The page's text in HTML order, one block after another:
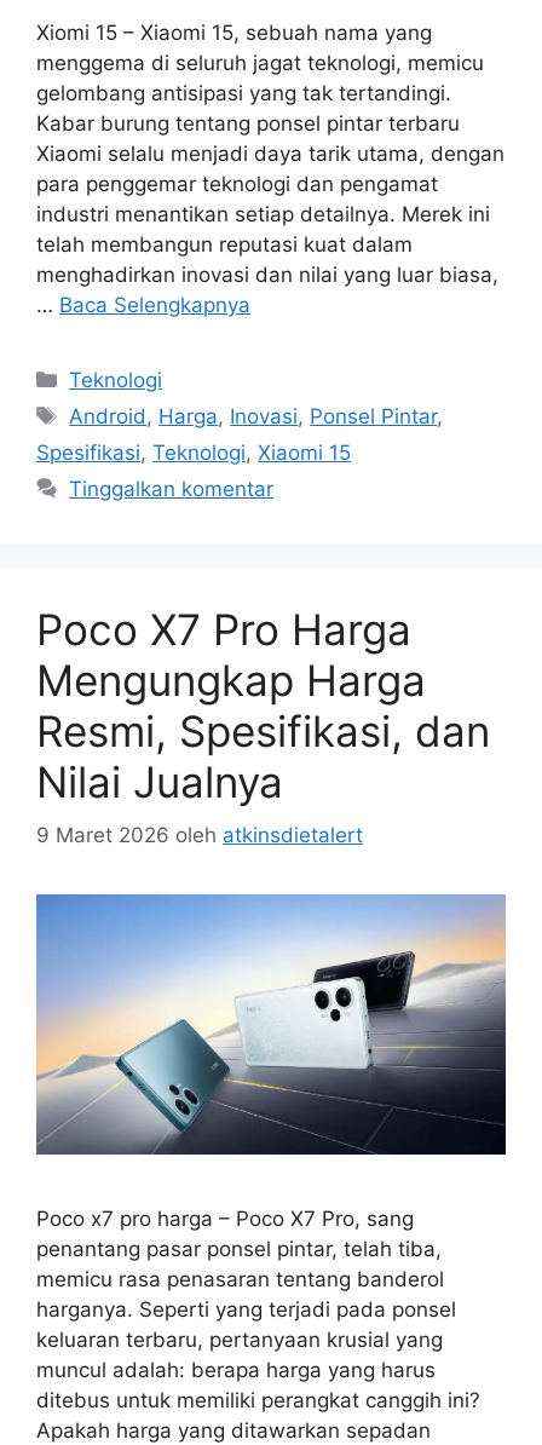
Xiomi 15 – Xiaomi 15, sebuah nama yang
menggema di seluruh jagat teknologi, memicu
gelombang antisipasi yang tak tertandingi.
Kabar burung tentang ponsel pintar terbaru
Xiaomi selalu menjadi daya tarik utama, dengan
para penggemar teknologi dan pengamat
industri menantikan setiap detailnya. Merek ini
telah membangun reputasi kuat dalam
menghadirkan inovasi dan nilai yang luar biasa,
… Baca Selengkapnya
Kategori
Teknologi
Tag
Android , Harga, Inovasi, Ponsel Pintar,
Spesifikasi, Teknologi, Xiaomi 15
Tinggalkan komentar
Poco X7 Pro Harga
Mengungkap Harga
Resmi, Spesifikasi, dan
Nilai Jualnya
9 Maret 2026 oleh atkinsdietalert
Poco x7 pro harga – Poco X7 Pro, sang
penantang pasar ponsel pintar, telah tiba,
memicu rasa penasaran tentang banderol
harganya. Seperti yang terjadi pada ponsel
keluaran terbaru, pertanyaan krusial yang
muncul adalah: berapa harga yang harus
ditebus untuk memiliki perangkat canggih ini?
Apakah harga yang ditawarkan sepadan